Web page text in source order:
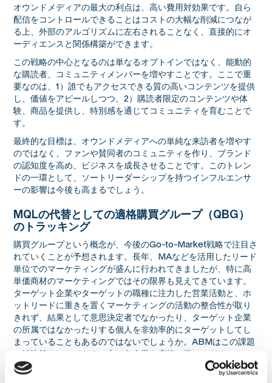
オウンドメディアの最大の利点は、高い費用対効果です。自ら
配信をコントロールできることはコストの大幅な削減につなが
る上、外部のアルゴリズムに左右されることなく、直接的にオ
ーディエンスと関係構築ができます。
この戦略の中心となるのは単なるオプトインではなく、能動的
な購読者、コミュニティメンバーを増やすことです。ここで重
要なのは、1）誰でもアクセスできる質の高いコンテンツを提供
し、価値をアピールしつつ、2）購読者限定のコンテンツや体
験、商品を提供し、特別感を通じてコミュニティを育むことで
す。
最終的な目標は、オウンドメディアへの単純な来訪者を増やす
のではなく、ファンや賛同者のコミュニティを作り、ブランド
の認知度を高め、ビジネスを成長させることです。このトレン
ドの一環として、ソートリーダーシップを持つインフルエンサ
ーの影響は今後も高まるでしょう。
MQLの代替としての適格購買グループ（QBG）
のトラッキング
購買グループという概念が、今後のGo-to-Market戦略で注目さ
れていくことが予想されます。長年、MAなどを活用したリード
単位でのマーケティングが盛んに行われてきましたが、特に高
単価商材のマーケティングではその限界も見えてきています。
ターゲット企業やターゲットの職種に注力した営業活動と、ホ
ットリードに重きを置くマーケティングの活動の整合性が取り
きれず、結果として意思決定者でなかったり、ターゲット企業
の所属ではなかったりする個人を非効率的にターゲットしてし
まっていることもあるのではないでしょうか。ABMはこの課題
の解決策の一つである一方、各企業を広範に扱いすぎること
で、1つの組織内における購買シナリオの多様性を見落としてい
ました。